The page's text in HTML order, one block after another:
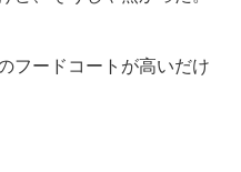
フードコートが高いだけ